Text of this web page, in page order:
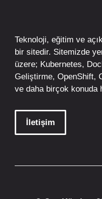
Teknoloji, eğitim ve
bir sitedir. Sitemizde
üzere; Kubernetes,
Geliştirme, OpenShift,
ve daha birçok konuda
İletişim